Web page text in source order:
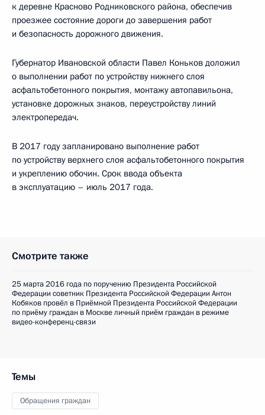
к деревне Красново Родниковского района, обеспечив
проезжее состояние дороги до завершения работ
и безопасность дорожного движения.
Губернатор Ивановской области Павел Коньков доложил
о выполнении работ по устройству нижнего слоя
асфальтобетонного покрытия, монтажу автопавильона,
установке дорожных знаков, переустройству линий
электропередач.
В 2017 году запланировано выполнение работ
по устройству верхнего слоя асфальтобетонного покрытия
и укреплению обочин. Срок ввода объекта
в эксплуатацию – июль 2017 года.
Смотрите также
25 марта 2016 года по поручению Президента Российской
Федерации советник Президента Российской Федерации Антон
Кобяков провёл в Приёмной Президента Российской Федерации
по приёму граждан в Москве личный приём граждан в режиме
видео-конференц-связи
Темы
Обращения граждан